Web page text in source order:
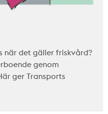
när det gäller friskvård?
genom
ger Transports